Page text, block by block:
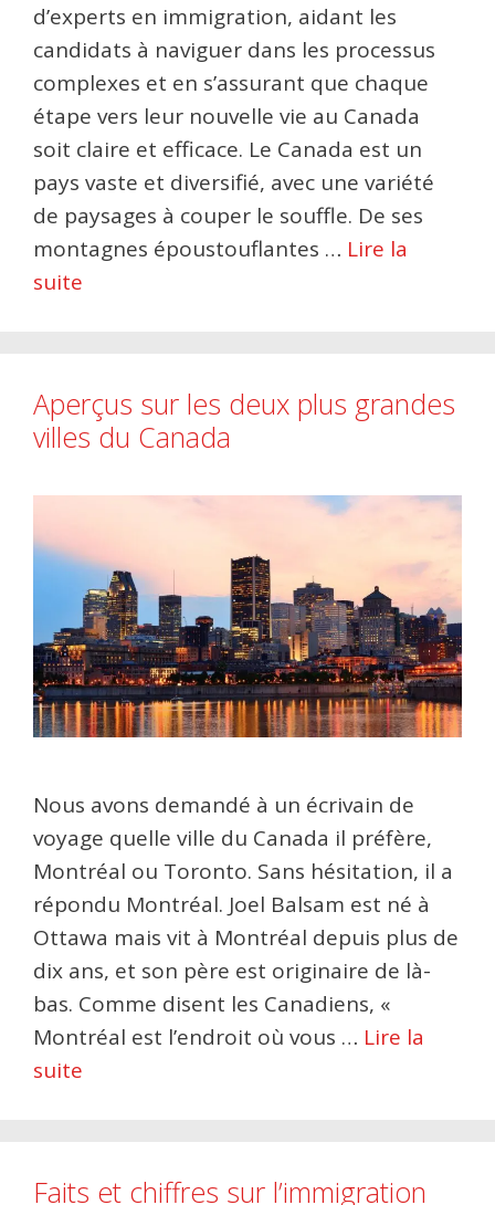
d’experts en immigration, aidant les
candidats à naviguer dans les processus
complexes et en s’assurant que chaque
étape vers leur nouvelle vie au Canada
soit claire et efficace. Le Canada est un
pays vaste et diversifié, avec une variété
de paysages à couper le souffle. De ses
montagnes époustouflantes … Lire la
suite
Aperçus sur les deux plus grandes
villes du Canada
Nous avons demandé à un écrivain de
voyage quelle ville du Canada il préfère,
Montréal ou Toronto. Sans hésitation, il a
répondu Montréal. Joel Balsam est né à
Ottawa mais vit à Montréal depuis plus de
dix ans, et son père est originaire de là-
bas. Comme disent les Canadiens, «
Montréal est l’endroit où vous … Lire la
suite
Faits et chiffres sur l’immigration